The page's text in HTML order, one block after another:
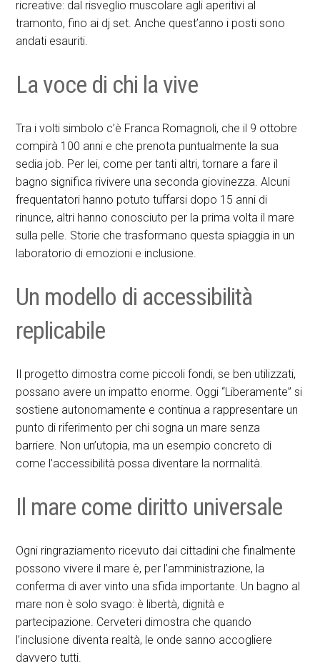
ricreative: dal risveglio muscolare agli aperitivi al
tramonto, fino ai dj set. Anche quest’anno i posti sono
andati esauriti.
La voce di chi la vive
Tra i volti simbolo c’è Franca Romagnoli, che il 9 ottobre
compirà 100 anni e che prenota puntualmente la sua
sedia job. Per lei, come per tanti altri, tornare a fare il
bagno significa rivivere una seconda giovinezza. Alcuni
frequentatori hanno potuto tuffarsi dopo 15 anni di
rinunce, altri hanno conosciuto per la prima volta il mare
sulla pelle. Storie che trasformano questa spiaggia in un
laboratorio di emozioni e inclusione.
Un modello di accessibilità
replicabile
Il progetto dimostra come piccoli fondi, se ben utilizzati,
possano avere un impatto enorme. Oggi “Liberamente” si
sostiene autonomamente e continua a rappresentare un
punto di riferimento per chi sogna un mare senza
barriere. Non un’utopia, ma un esempio concreto di
come l’accessibilità possa diventare la normalità.
Il mare come diritto universale
Ogni ringraziamento ricevuto dai cittadini che finalmente
possono vivere il mare è, per l’amministrazione, la
conferma di aver vinto una sfida importante. Un bagno al
mare non è solo svago: è libertà, dignità e
partecipazione. Cerveteri dimostra che quando
l’inclusione diventa realtà, le onde sanno accogliere
davvero tutti.